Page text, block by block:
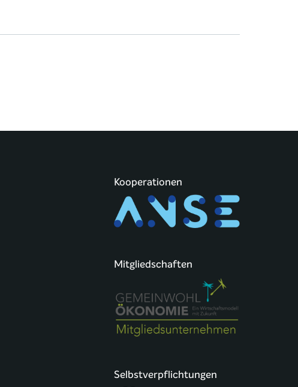
Kooperationen
Mitgliedschaften
Selbstverpflichtungen